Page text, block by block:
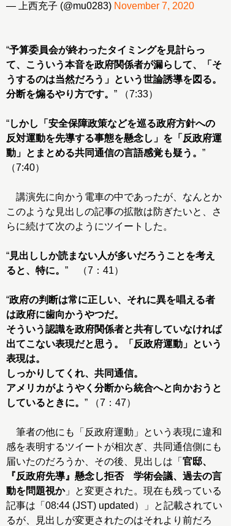
— 上西充子 (@mu0283) November 7, 2020
“予算委員会が終わったタイミングを見計らっ
て、こういう本音を政府関係者が漏らして、「そ
うするのは当然だろう」という世論誘導を図る。
分断を煽るやり方です。 ” （7:33）
“しかし「安全保障政策などを巡る政府方針への
反対運動を先導する事態を懸念し」を「反政府運
動」とまとめる共同通信の言語感覚も疑う。 ”
（7:40）
講演先に向かう電車の中であったが、なんとか
このような見出しの記事の拡散は防ぎたいと、さ
らに続けて次のようにツイートした。
“見出ししか読まない人が多いだろうことを考え
ると、特に。 ” （7：41）
“政府の判断は常に正しい、それに異を唱える者
は政府に歯向かうやつだ。
そういう認識を政府関係者と共有していなければ
出てこない表現だと思う。「反政府運動」という
表現は。
しっかりしてくれ、共同通信。
アメリカがようやく分断から統合へと向かおうと
しているときに。 ” （7：47）
筆者の他にも「反政府運動」という表現に違和
感を表明するツイートが相次ぎ、共同通信側にも
届いたのだろうか、その後、見出しは「 官邸、
『反政府先導』懸念し拒否 学術会議、過去の言
動を問題視か」と変更された。現在も残っている
記事は「08:44 (JST) updated）」と記載されてい
るが、見出しが変更されたのはそれより前だろ